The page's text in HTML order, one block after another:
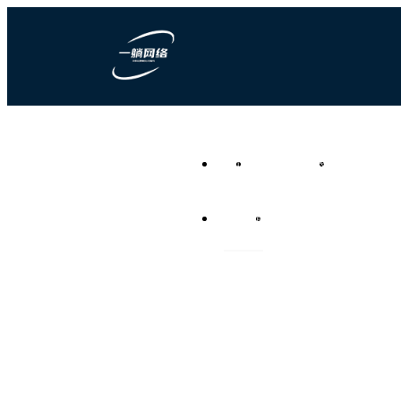
负责任的全网营销代运营公
首页 营销型网站建设 竞价推广代运
资讯频道